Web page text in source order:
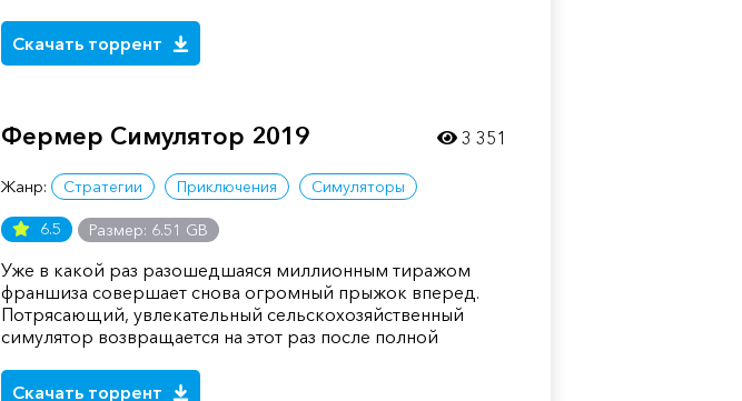
Скачать торрент
Фермер Симулятор 2019
Жанр: Стратегии Приключения Симуляторы
6.5 Размер: 6.51 GB
Уже в какой раз разошедшаяся миллионным тиражом
франшиза совершает снова огромный прыжок вперед.
Потрясающий, увлекательный сельскохозяйственный
симулятор возвращается на этот раз после полной
Скачать торрент
3 351